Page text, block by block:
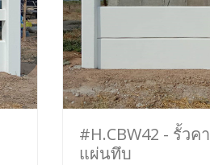
#H.CBW42 - รั้วค
แผ่นทึบ